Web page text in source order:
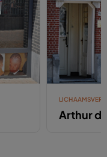
Arthur